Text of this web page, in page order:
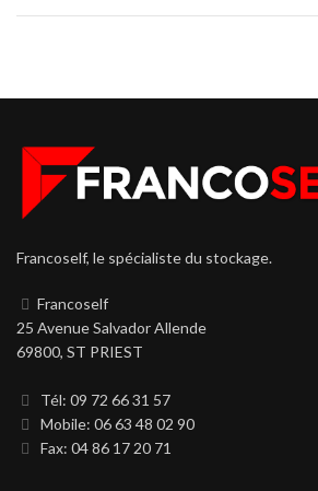
Francoself, le spécialiste du stockage.
Francoself
25 Avenue Salvador Allende
69800, ST PRIEST
Tél: 09 72 66 31 57
Mobile: 06 63 48 02 90
Fax: 04 86 17 20 71